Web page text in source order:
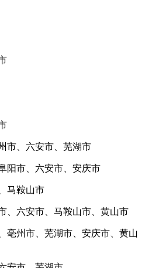
市、六安市、芜湖市
阳市、六安市、安庆市
马鞍山市
、六安市、马鞍山市、黄山市
亳州市、芜湖市、安庆市、黄山